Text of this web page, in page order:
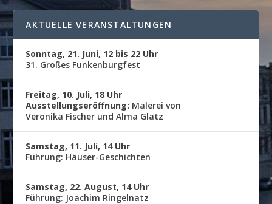
AKTUELLE VERANSTALTUNGEN
Sonntag, 21. Juni, 12 bis 22 Uhr
31. Großes Funkenburgfest
Freitag, 10. Juli, 18 Uhr
Ausstellungseröffnung: Malerei von
Veronika Fischer und Alma Glatz
Samstag, 11. Juli, 14 Uhr
Führung: Häuser-Geschichten
Samstag, 22. August, 14 Uhr
Führung: Joachim Ringelnatz